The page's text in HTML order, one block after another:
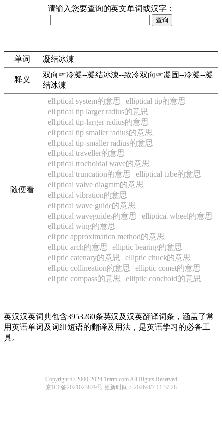
请输入您要查询的英文单词或汉字：
单词 凝结冰涷
释义
双向☞冷凝--凝结冰涷--致冷双向☞凝固--冷凝--凝
结冰涷
随便看
elliptical system的意思
elliptical tip的意思
elliptical tip larger radius的意思
elliptical tip-larger radius的意思
elliptical tip smaller radius的意思
elliptical tip-smaller radius的意思
elliptical traveller的意思
elliptical trochoidal wave的意思
elliptical truncation的意思
elliptical tube的意思
elliptical valve diagram的意思
elliptical vibration的意思
elliptical wave guide的意思
elliptical waveguides的意思
elliptical wheel的意思
elliptical wing的意思
elliptic approximation method的意思
elliptic arch的意思
elliptic bearing的意思
elliptic catenary的意思
elliptic chuck的意思
elliptic collineation的意思
elliptic comet的意思
elliptic compass的意思
elliptic conchoid的意思
英汉汉英词典包含3953260条英汉及汉英翻译词条，涵盖了常
用英语单词及词组短语的翻译及用法，是英语学习的必备工
具。
Copyright © 2000-2024 1mrm.com All Rights Reserved
京ICP备2021023879号 更新时间：2026/8/7 11:37:28